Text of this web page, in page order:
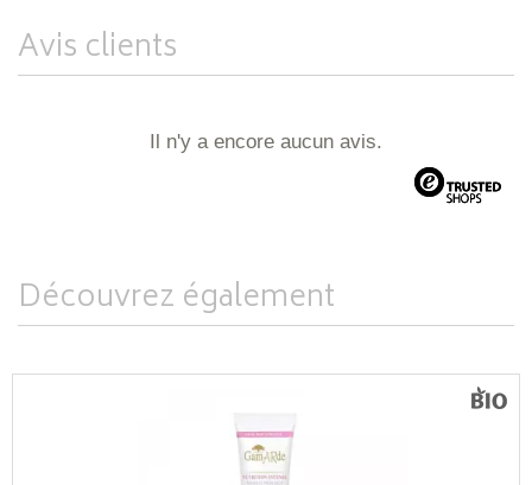
Avis clients
Il n'y a encore aucun avis.
Découvrez également